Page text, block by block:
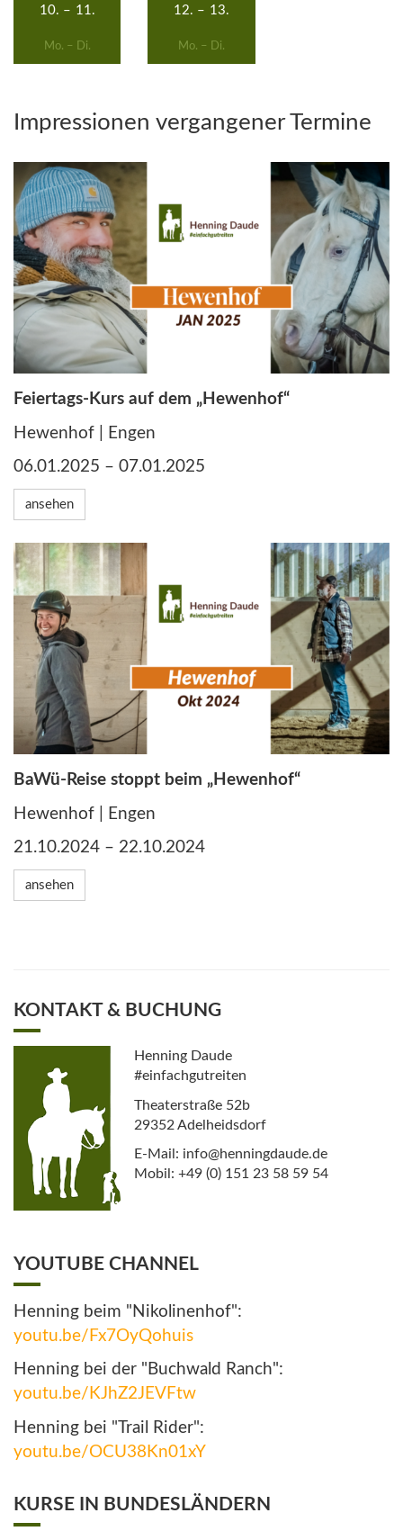
10. – 11.
Mo. – Di.
12. – 13.
Mo. – Di.
Impressionen vergangener Termine
Feiertags-Kurs auf dem „Hewenhof“
Hewenhof | Engen
06.01.2025 – 07.01.2025
ansehen
BaWü-Reise stoppt beim „Hewenhof“
Hewenhof | Engen
21.10.2024 – 22.10.2024
ansehen
KONTAKT & BUCHUNG
Henning Daude
#einfachgutreiten
Theaterstraße 52b
29352 Adelheidsdorf
E-Mail: info@henningdaude.de
Mobil: +49 (0) 151 23 58 59 54
YOUTUBE CHANNEL
Henning beim "Nikolinenhof":
youtu.be/Fx7OyQohuis
Henning bei der "Buchwald Ranch":
youtu.be/KJhZ2JEVFtw
Henning bei "Trail Rider":
youtu.be/OCU38Kn01xY
KURSE IN BUNDESLÄNDERN